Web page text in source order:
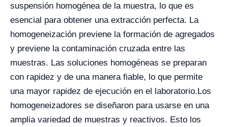
suspensión homogénea de la muestra, lo que es
esencial para obtener una extracción perfecta. La
homogeneización previene la formación de agregados
y previene la contaminación cruzada entre las
muestras. Las soluciones homogéneas se preparan
con rapidez y de una manera fiable, lo que permite
una mayor rapidez de ejecución en el laboratorio.Los
homogeneizadores se diseñaron para usarse en una
amplia variedad de muestras y reactivos. Esto los